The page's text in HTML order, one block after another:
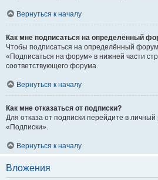
Вернуться к началу
Как мне подписаться на определённый
Чтобы подписаться на определённый
«Подписаться на форум» в нижней части
соответствующего форума.
Вернуться к началу
Как мне отказаться от подписки?
Для отказа от подписки перейдите в
«Подписки».
Вернуться к началу
Вложения